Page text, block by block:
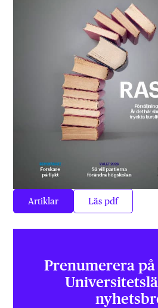
Artiklar Läs pdf
Prenumerera